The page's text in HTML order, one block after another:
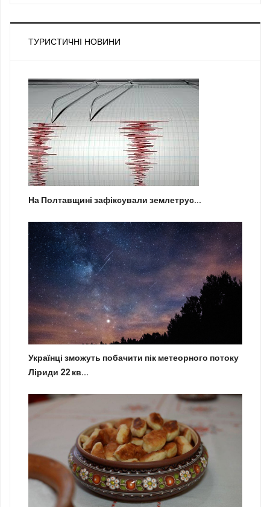
ТУРИСТИЧНІ НОВИНИ
На Полтавщині зафіксували землетрус...
Українці зможуть побачити пік метеорного потоку
Ліриди 22 кв...